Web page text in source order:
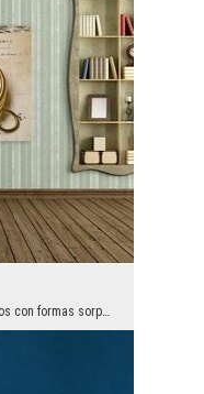
Los accesorios inusuales y modernos con formas sorprendentes funcionan bien no solo en interiores...